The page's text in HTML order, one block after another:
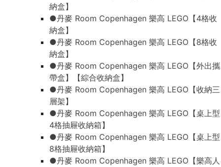
納盒】
●丹麥 Room Copenhagen 樂高 LEGO【4格收
納盒】
●丹麥 Room Copenhagen 樂高 LEGO【8格收
納盒】
●丹麥 Room Copenhagen 樂高 LEGO【外出攜
帶盒】【綜合收納盒】
●丹麥 Room Copenhagen 樂高 LEGO【收納三
層架】
●丹麥 Room Copenhagen 樂高 LEGO【桌上型
4格抽屜收納箱】
●丹麥 Room Copenhagen 樂高 LEGO【桌上型
8格抽屜收納箱】
●丹麥 Room Copenhagen 樂高 LEGO【樂高人